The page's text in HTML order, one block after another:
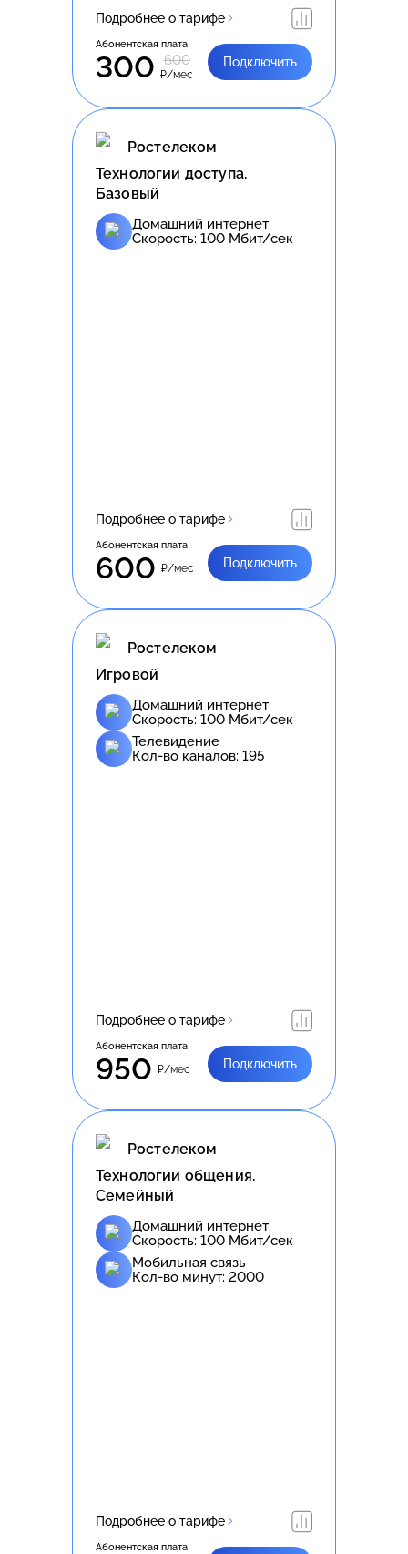
Подробнее о тарифе
Абонентская плата
300 600
₽/мес
Подключить
Ростелеком
Технологии доступа.
Базовый
Домашний интернет
Скорость: 100 Мбит/сек
Подробнее о тарифе
Абонентская плата
600 ₽/мес Подключить
Ростелеком
Игровой
Домашний интернет
Скорость: 100 Мбит/сек
Телевидение
Кол-во каналов: 195
Подробнее о тарифе
Абонентская плата
950 ₽/мес Подключить
Ростелеком
Технологии общения.
Семейный
Домашний интернет
Скорость: 100 Мбит/сек
Мобильная связь
Кол-во минут: 2000
Подробнее о тарифе
Абонентская плата